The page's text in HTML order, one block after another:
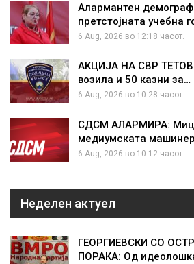
Алармантен
претстојната учебна
6 Aug, 2026 во 12:18 часот.
АКЦИЈА НА СВР
возила и 50 казни за…
6 Aug, 2026 во 10:28 часот.
СДСМ АЛАРМИРА:
медиумската
6 Aug, 2026 во 10:12 часот.
Неделен актуел
ГЕОРГИЕВСКИ СО
ПОРАКА: Од